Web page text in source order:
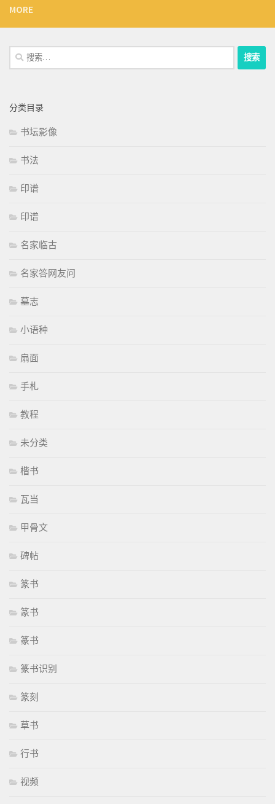
MORE
搜
索：
分类目录
书坛影像
书法
印谱
印谱
名家临古
名家答网友问
墓志
小语种
扇面
手札
教程
未分类
楷书
瓦当
甲骨文
碑帖
篆书
篆书
篆书
篆书识别
篆刻
草书
行书
视频